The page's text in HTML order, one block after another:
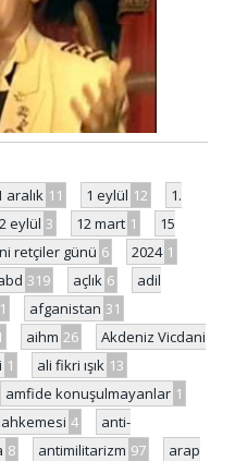
aralık 11 1 eylül 12
1.
eylül 3 12 mart 1
15
retçiler günü 6 2024 1
319 açlık 6
adil
afganistan 31
aihm 26
Akdeniz Vicdani
1 ali fikri ışık 13
amfide konuşulmayanlar 1
4
anti-
8 antimilitarizm 97
arap